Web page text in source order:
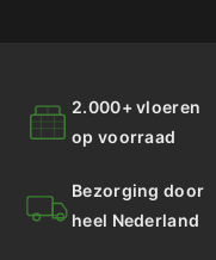
2.000+ vloeren
op voorraad
Bezorging door
heel Nederland